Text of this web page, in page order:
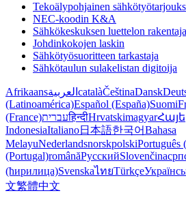
Tekoälypohjainen
NEC-koodin K&A
Sähkökeskuksen luettelon rakentaja
Johdinkokojen laskin
Sähkötyösuoritteen tarkastaja
Sähkötaulun sulakelistan digitoija
Afrikaansالعربية catalàČeštinaDansk
(Latinoamérica)Español (España)Suomi
(France)עבריתहिन्दीHrvatskimagyar
IndonesiaItaliano日本語한국어Bahasa
MelayuNederlandsnorskpolskiPortuguês
(Portugal)românăРусскийSlovenčina
(ћирилица)SvenskaไทยTürkçe
文繁體中文